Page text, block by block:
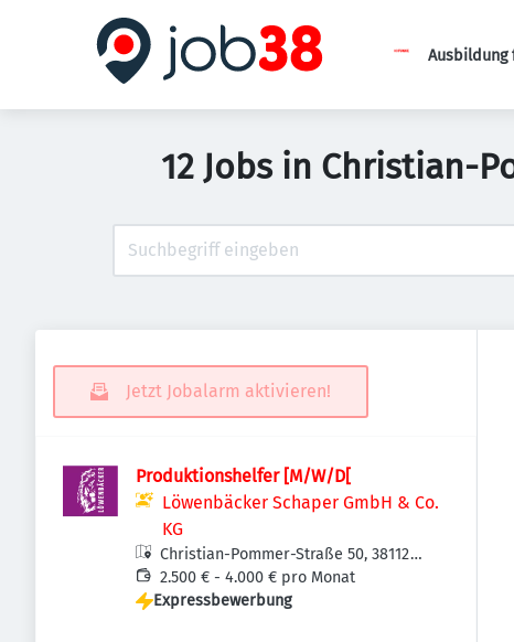
Ausbildung
12 Jobs in Christian-
Jetzt Jobalarm aktivieren!
Produktionshelfer [M/W/D[
Löwenbäcker Schaper GmbH & Co.
KG
Christian-Pommer-Straße 50, 38112
Braunschweig, Deutschland
2.500 € - 4.000 € pro Monat
Expressbewerbung